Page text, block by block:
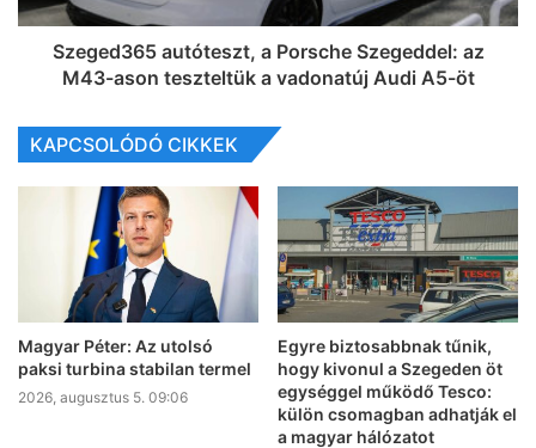
Szeged365 autóteszt, a Porsche Szegeddel: az
M43-ason teszteltük a vadonatúj Audi A5-öt
KAPCSOLÓDÓ CIKKEK
Magyar Péter: Az utolsó
paksi turbina stabilan termel
2026, augusztus 5. 09:06
Egyre biztosabbnak tűnik,
hogy kivonul a Szegeden öt
egységgel működő Tesco:
külön csomagban adhatják el
a magyar hálózatot